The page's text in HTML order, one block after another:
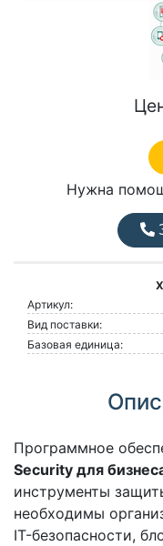
Нужна
Артикул:
Вид поставки:
Базовая единица:
Программное
Security для
инструменты
необходимы
IT-безопасности,